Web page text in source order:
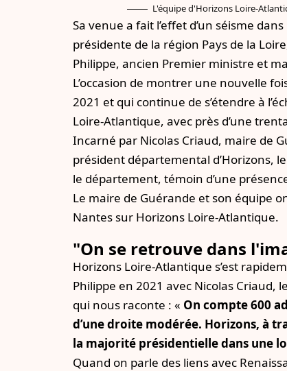
L'équipe d'Horizons Loire-
Sa venue a fait l’effet d’un séisme
présidente de la région Pays de la
Philippe, ancien Premier ministre et
L’occasion de montrer une nouvelle
2021 et qui continue de s’étendre à
Loire-Atlantique, avec près d’une
Incarné par Nicolas Criaud, maire de
président départemental d’Horizons,
le département, témoin d’une
Le maire de Guérande et son équipe
Nantes sur Horizons Loire-Atlantique.
"On se retrouve dans
Horizons Loire-Atlantique s’est
Philippe en 2021 avec Nicolas
qui nous raconte : « On compte 600
d’une droite modérée. Horizons, à
la majorité présidentielle dans une
Quand on parle des liens avec